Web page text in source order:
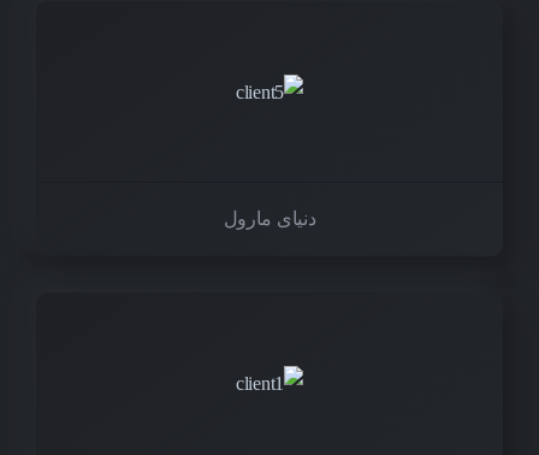
دنیای مارول